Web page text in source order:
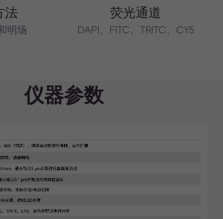
法
明场
荧光通道
DAPI、FITC、TRITC、CY5
仪器参数